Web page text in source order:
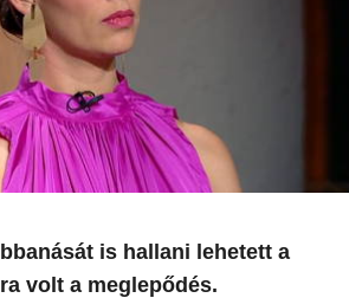
is hallani lehetett a
volt a meglepődés.